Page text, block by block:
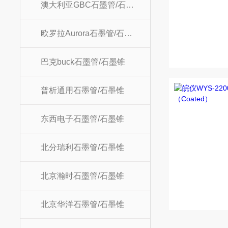
澳大利亚GBC石墨管/石墨锥
欧罗拉Aurora石墨管/石墨锥
巴克buck石墨管/石墨锥
普析通用石墨管/石墨锥
东西电子石墨管/石墨锥
北分瑞利石墨管/石墨锥
北京瀚时石墨管/石墨锥
北京华洋石墨管/石墨锥